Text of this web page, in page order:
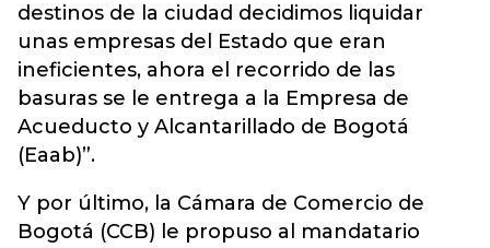
destinos de la ciudad decidimos liquidar
unas empresas del Estado que eran
ineficientes, ahora el recorrido de las
basuras se le entrega a la Empresa de
Acueducto y Alcantarillado de Bogotá
(Eaab)”.
Y por último, la Cámara de Comercio de
Bogotá (CCB) le propuso al mandatario